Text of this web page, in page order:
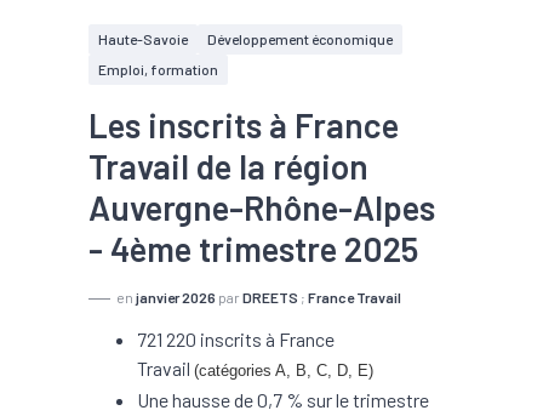
Haute-Savoie
Développement économique
Emploi, formation
Les inscrits à France
Travail de la région
Auvergne-Rhône-Alpes
- 4ème trimestre 2025
en janvier 2026 par DREETS ; France Travail
721 220 inscrits à France
Travail (catégories A, B, C, D, E)
Une hausse de 0,7 % sur le trimestre